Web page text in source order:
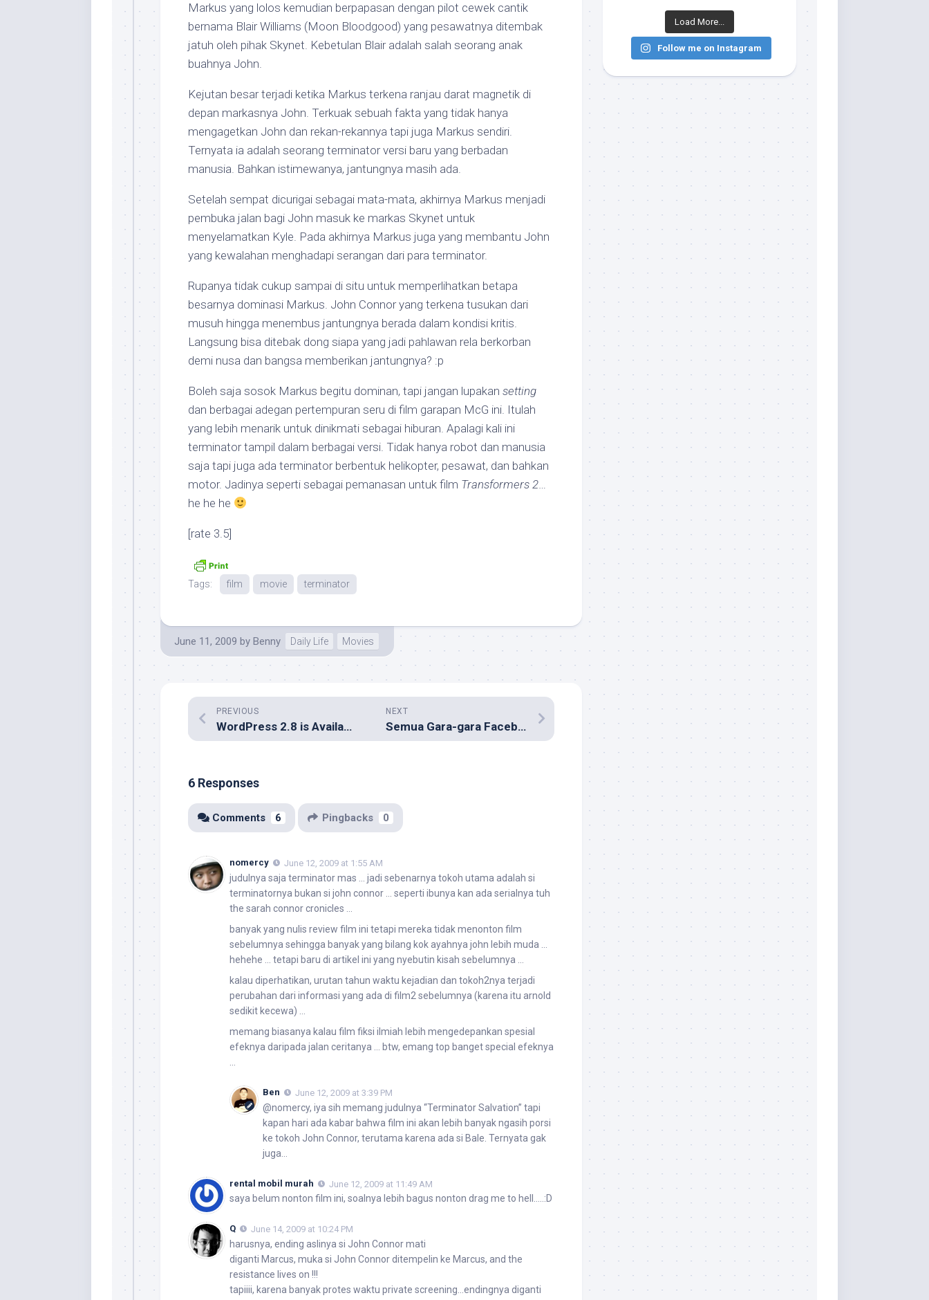
Markus yang lolos kemudian berpapasan dengan pilot cewek cantik
bernama Blair Williams (Moon Bloodgood) yang pesawatnya ditembak
jatuh oleh pihak Skynet. Kebetulan Blair adalah salah seorang anak
buahnya John.
Kejutan besar terjadi ketika Markus terkena ranjau darat magnetik di
depan markasnya John. Terkuak sebuah fakta yang tidak hanya
mengagetkan John dan rekan-rekannya tapi juga Markus sendiri.
Ternyata ia adalah seorang terminator versi baru yang berbadan
manusia. Bahkan istimewanya, jantungnya masih ada.
Setelah sempat dicurigai sebagai mata-mata, akhirnya Markus menjadi
pembuka jalan bagi John masuk ke markas Skynet untuk
menyelamatkan Kyle. Pada akhirnya Markus juga yang membantu John
yang kewalahan menghadapi serangan dari para terminator.
Rupanya tidak cukup sampai di situ untuk memperlihatkan betapa
besarnya dominasi Markus. John Connor yang terkena tusukan dari
musuh hingga menembus jantungnya berada dalam kondisi kritis.
Langsung bisa ditebak dong siapa yang jadi pahlawan rela berkorban
demi nusa dan bangsa memberikan jantungnya? :p
Boleh saja sosok Markus begitu dominan, tapi jangan lupakan setting
dan berbagai adegan pertempuran seru di film garapan McG ini. Itulah
yang lebih menarik untuk dinikmati sebagai hiburan. Apalagi kali ini
terminator tampil dalam berbagai versi. Tidak hanya robot dan manusia
saja tapi juga ada terminator berbentuk helikopter, pesawat, dan bahkan
motor. Jadinya seperti sebagai pemanasan untuk film Transformers 2…
he he he
[rate 3.5]
Tags: film movie terminator
June 11, 2009 by Benny Daily Life Movies
NEXT
Semua Gara-gara Facebook
PREVIOUS
WordPress 2.8 is Available
6 Responses
Comments 6 Pingbacks 0
nomercy June 12, 2009 at 1:55 AM
judulnya saja terminator mas … jadi sebenarnya tokoh utama adalah si
terminatornya bukan si john connor … seperti ibunya kan ada serialnya tuh
the sarah connor cronicles …
banyak yang nulis review film ini tetapi mereka tidak menonton film
sebelumnya sehingga banyak yang bilang kok ayahnya john lebih muda …
hehehe … tetapi baru di artikel ini yang nyebutin kisah sebelumnya …
kalau diperhatikan, urutan tahun waktu kejadian dan tokoh2nya terjadi
perubahan dari informasi yang ada di film2 sebelumnya (karena itu arnold
sedikit kecewa) …
memang biasanya kalau film fiksi ilmiah lebih mengedepankan spesial
efeknya daripada jalan ceritanya … btw, emang top banget special efeknya
Ben June 12, 2009 at 3:39 PM
@nomercy, iya sih memang judulnya “Terminator Salvation” tapi
kapan hari ada kabar bahwa film ini akan lebih banyak ngasih porsi
ke tokoh John Connor, terutama karena ada si Bale. Ternyata gak
juga…
rental mobil murah June 12, 2009 at 11:49 AM
saya belum nonton film ini, soalnya lebih bagus nonton drag me to hell…..:D
Q June 14, 2009 at 10:24 PM
harusnya, ending aslinya si John Connor mati
diganti Marcus, muka si John Connor ditempelin ke Marcus, and the
resistance lives on !!!
tapiiii, karena banyak protes waktu private screening…endingnya diganti
Load More...
Follow me on Instagram